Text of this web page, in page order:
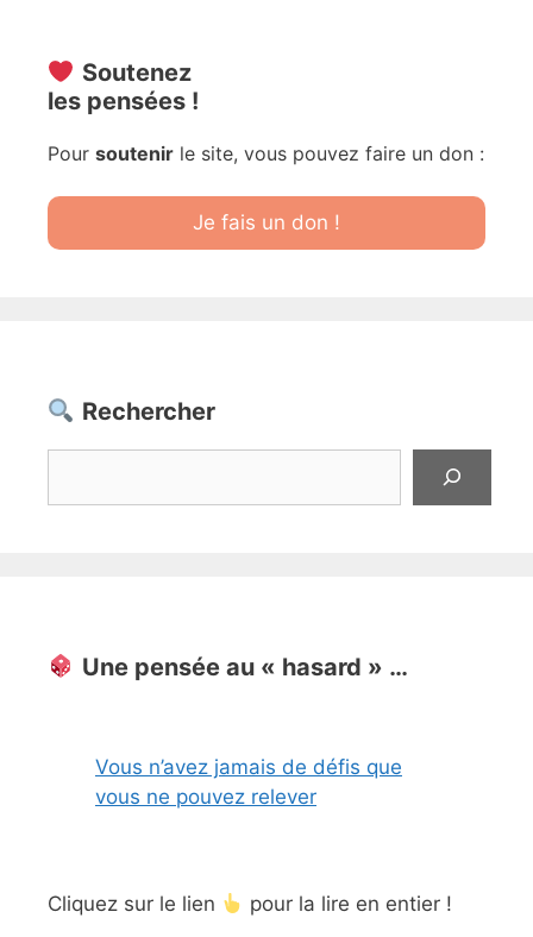
Soutenez
les pensées !
Pour soutenir le site, vous pouvez faire un don :
Je fais un don !
Rechercher
Une pensée au « hasard » …
Vous n’avez jamais de défis que
vous ne pouvez relever
Cliquez sur le lien pour la lire en entier !